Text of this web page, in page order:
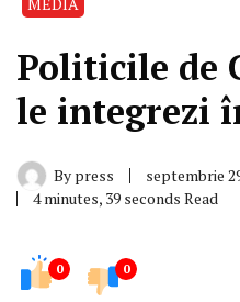
Politicile de
le integrezi
By press
septembrie
4 minutes, 39 seconds Read
0 0